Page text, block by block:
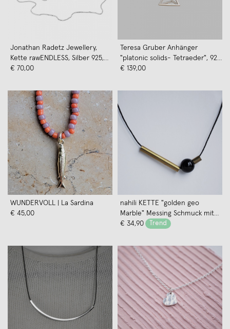
Jonathan Radetz Jewellery,
Kette rawENDLESS, Silber 925,
Sterlingsilber, Länge 120 cm,
€ 70,00
Teresa Gruber Anhänger
"platonic solids- Tetraeder", 925
Silber
€ 139,00
WUNDERVOLL | La Sardina
€ 45,00
nahili KETTE "golden geo
Marble" Messing Schmuck mit
Naturstein Marmor oder Howlith
€ 34,90 Trend